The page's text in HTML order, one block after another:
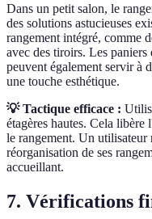
Dans un petit salon, le
des solutions astucieuses
rangement intégré, comme
avec des tiroirs. Les paniers
peuvent également servir à
une touche esthétique.
💡 Tactique efficace :
étagères hautes. Cela libère
le rangement. Un utilisateur
réorganisation de ses
accueillant.
7. Vérifications